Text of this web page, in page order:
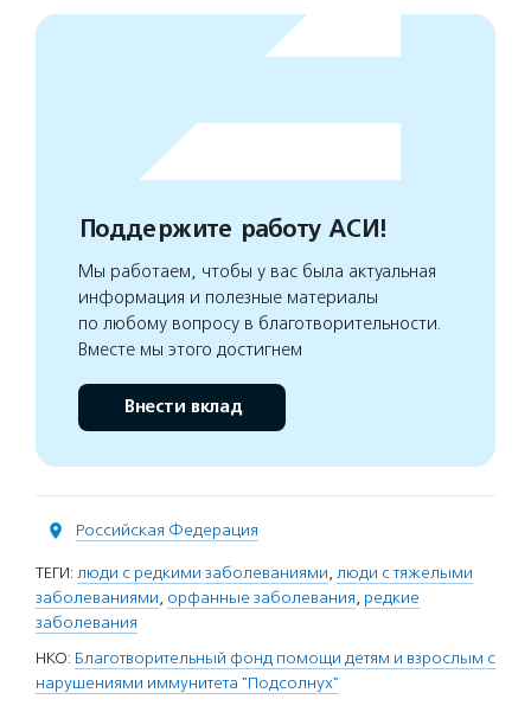
Поддержите работу АСИ!
Мы работаем, чтобы у вас была актуальная
информация и полезные материалы
по любому вопросу в благотворительности.
Вместе мы этого достигнем
Внести вклад
Российская Федерация
ТЕГИ: люди с редкими заболеваниями, люди с тяжелыми
заболеваниями, орфанные заболевания, редкие
заболевания
НКО: Благотворительный фонд помощи детям и взрослым с
нарушениями иммунитета "Подсолнух"